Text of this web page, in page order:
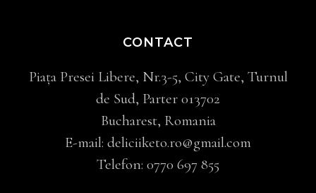
CONTACT
Piața Presei Libere, Nr.3-5, City Gate, Turnul
de Sud, Parter 013702
Bucharest, Romania
E-mail: deliciiketo.ro@gmail.com
Telefon: 0770 697 855